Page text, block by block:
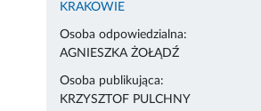
KRAKOWIE
Osoba odpowiedzialna:
AGNIESZKA ŻOŁĄDŹ
Osoba publikująca:
KRZYSZTOF PULCHNY